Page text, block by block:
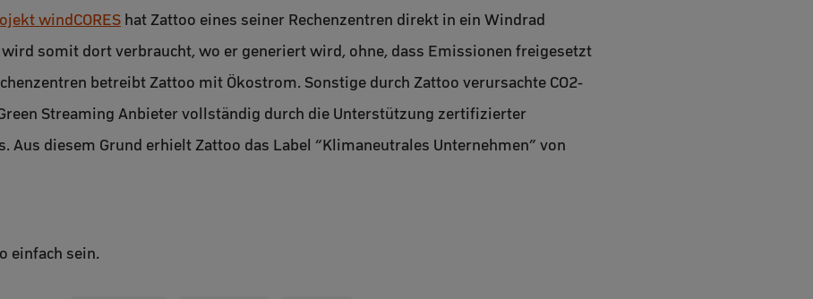
windCORES hat Zattoo eines seiner Rechenzentren direkt in ein Windrad
somit dort verbraucht, wo er generiert wird, ohne, dass Emissionen freigesetzt
betreibt Zattoo mit Ökostrom. Sonstige durch Zattoo verursachte CO2-
Streaming Anbieter vollständig durch die Unterstützung zertifizierter
Aus diesem Grund erhielt Zattoo das Label “Klimaneutrales Unternehmen” von
einfach sein.